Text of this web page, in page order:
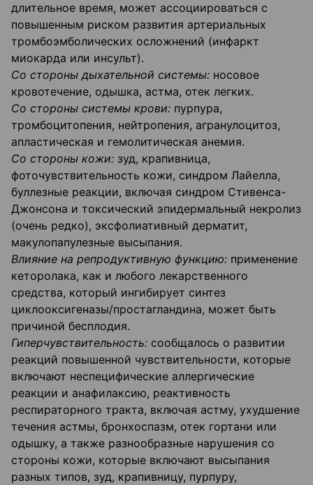
длительное время, может ассоциироваться с
повышенным риском развития артериальных
тромбоэмболических осложнений (инфаркт
миокарда или инсульт).
Со стороны дыхательной системы: носовое
кровотечение, одышка, астма, отек легких.
Со стороны системы крови: пурпура,
тромбоцитопения, нейтропения, агранулоцитоз,
апластическая и гемолитическая анемия.
Со стороны кожи: зуд, крапивница,
фоточувствительность кожи, синдром Лайелла,
буллезные реакции, включая синдром Стивенса-
Джонсона и токсический эпидермальный некролиз
(очень редко), эксфолиативный дерматит,
макулопапулезные высыпания.
Влияние на репродуктивную функцию: применение
кеторолака, как и любого лекарственного
средства, который ингибирует синтез
циклооксигеназы/простагландина, может быть
причиной бесплодия.
Гиперчувствительность: сообщалось о развитии
реакций повышенной чувствительности, которые
включают неспецифические аллергические
реакции и анафилаксию, реактивность
респираторного тракта, включая астму, ухудшение
течения астмы, бронхоспазм, отек гортани или
одышку, а также разнообразные нарушения со
стороны кожи, которые включают высыпания
разных типов, зуд, крапивницу, пурпуру,